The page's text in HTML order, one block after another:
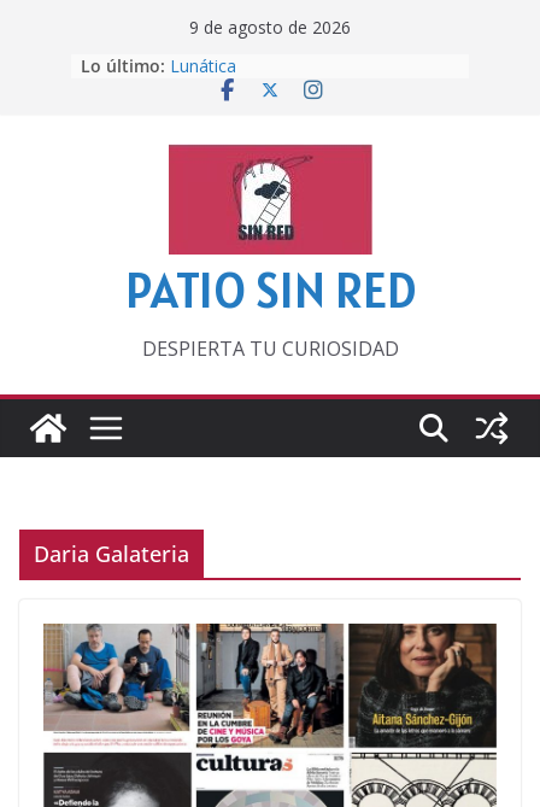
9 de agosto de 2026
Lo último: Lunática
Pero, hasta entonces…
‘La broma infinita’ de recomendar
lecturas veraniegas
Otra del Mundial
PATIO SIN RED
DESPIERTA TU CURIOSIDAD
Daria Galateria